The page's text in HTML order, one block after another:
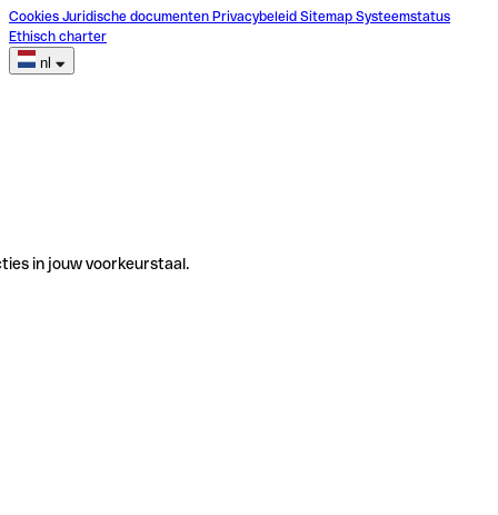
Cookies Juridische documenten Privacybeleid Sitemap Systeemstatus
Ethisch charter
nl
in jouw voorkeurstaal.